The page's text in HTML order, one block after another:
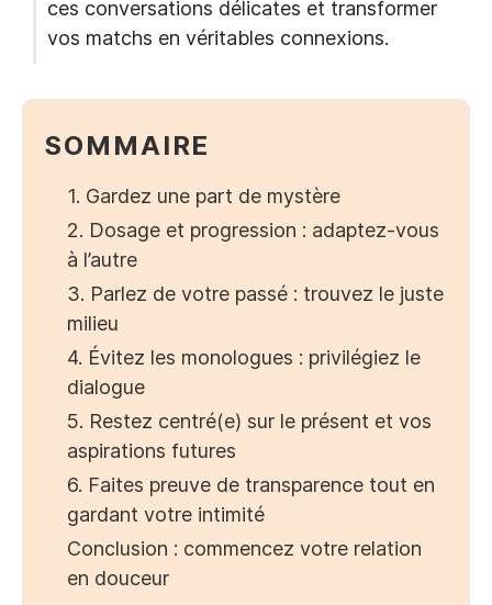
ces conversations délicates et transformer
vos matchs en véritables connexions.
SOMMAIRE
1. Gardez une part de mystère
2. Dosage et progression : adaptez-vous
à l’autre
3. Parlez de votre passé : trouvez le juste
milieu
4. Évitez les monologues : privilégiez le
dialogue
5. Restez centré(e) sur le présent et vos
aspirations futures
6. Faites preuve de transparence tout en
gardant votre intimité
Conclusion : commencez votre relation
en douceur